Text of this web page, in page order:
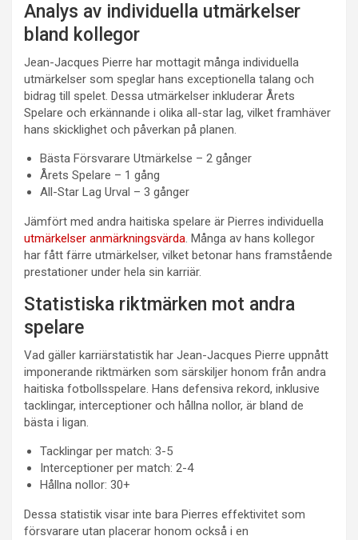
Analys av individuella utmärkelser
bland kollegor
Jean-Jacques Pierre har mottagit många individuella
utmärkelser som speglar hans exceptionella talang och
bidrag till spelet. Dessa utmärkelser inkluderar Årets
Spelare och erkännande i olika all-star lag, vilket framhäver
hans skicklighet och påverkan på planen.
Bästa Försvarare Utmärkelse – 2 gånger
Årets Spelare – 1 gång
All-Star Lag Urval – 3 gånger
Jämfört med andra haitiska spelare är Pierres individuella
utmärkelser anmärkningsvärda. Många av hans kollegor
har fått färre utmärkelser, vilket betonar hans framstående
prestationer under hela sin karriär.
Statistiska riktmärken mot andra
spelare
Vad gäller karriärstatistik har Jean-Jacques Pierre uppnått
imponerande riktmärken som särskiljer honom från andra
haitiska fotbollsspelare. Hans defensiva rekord, inklusive
tacklingar, interceptioner och hållna nollor, är bland de
bästa i ligan.
Tacklingar per match: 3-5
Interceptioner per match: 2-4
Hållna nollor: 30+
Dessa statistik visar inte bara Pierres effektivitet som
försvarare utan placerar honom också i en